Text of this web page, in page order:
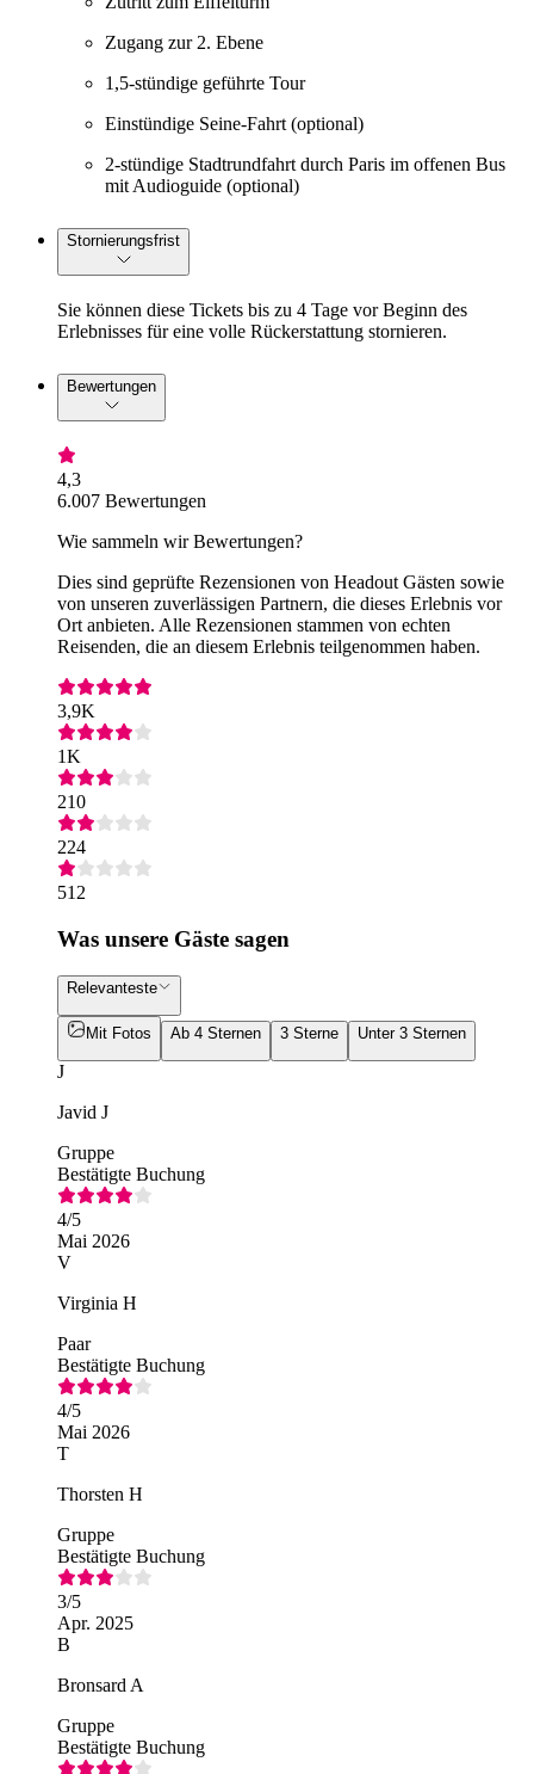
Zugang zur 2. Ebene
1,5-stündige geführte Tour
Einstündige Seine-Fahrt (optional)
2-stündige Stadtrundfahrt durch Paris im offenen Bus
mit Audioguide (optional)
Stornierungsfrist
Sie können diese Tickets bis zu 4 Tage vor Beginn des
Erlebnisses für eine volle Rückerstattung stornieren.
Bewertungen
4,3
6.007 Bewertungen
Wie sammeln wir Bewertungen?
Dies sind geprüfte Rezensionen von Headout Gästen sowie
von unseren zuverlässigen Partnern, die dieses Erlebnis vor
Ort anbieten. Alle Rezensionen stammen von echten
Reisenden, die an diesem Erlebnis teilgenommen haben.
3,9K
1K
210
224
512
Was unsere Gäste sagen
Relevanteste
Mit Fotos Ab 4 Sternen 3 Sterne Unter 3 Sternen
J
Javid J
Gruppe
Bestätigte Buchung
4/5
Mai 2026
V
Virginia H
Paar
Bestätigte Buchung
4/5
Mai 2026
T
Thorsten H
Gruppe
Bestätigte Buchung
3/5
Apr. 2025
B
Bronsard A
Gruppe
Bestätigte Buchung